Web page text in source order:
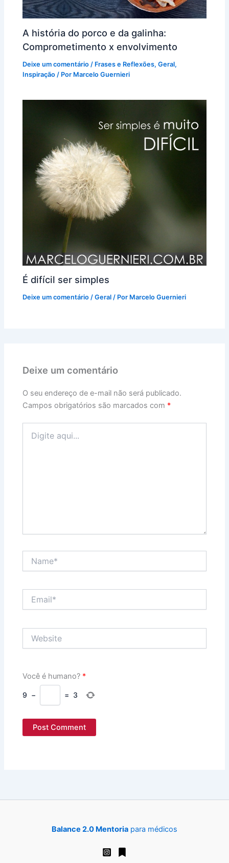
A história do porco e da galinha:
Comprometimento x envolvimento
Deixe um comentário / Frases e Reflexões,Geral,
Inspiração / Por Marcelo Guernieri
É difícil ser simples
Deixe um comentário /Geral / Por Marcelo Guernieri
Deixe um comentário
O seu endereço de e-mail não será publicado.
Campos obrigatórios são marcados com *
aqui...
Você é humano? *
9 − = 3
Balance 2.0 Mentoria para médicos